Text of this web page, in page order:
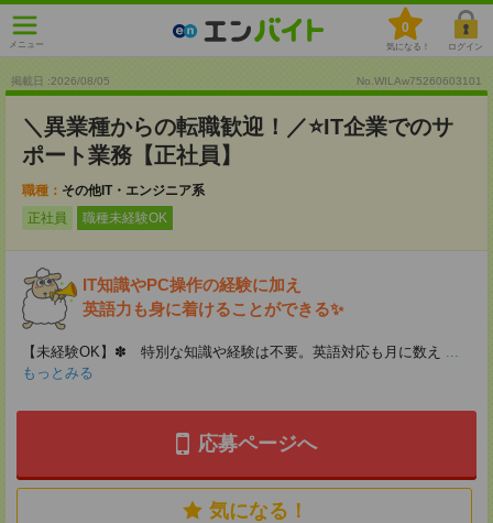
メニュー
0
気になる！ ログイン
掲載日 :2026/08/05 No.WILAw75260603101
＼異業種からの転職歓迎！／⭐IT企業でのサ
ポート業務【正社員】
職種： その他IT・エンジニア系
正社員
職種未経験OK
IT知識やPC操作の経験に加え
英語力も身に着けることができる✨
【未経験OK】✽ 特別な知識や経験は不要。英語対応も月に数え ...
もっとみる
応募ページへ
気になる！